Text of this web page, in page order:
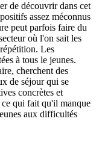
de découvrir dans cet
assez méconnus
peut parfois faire du
où l'on sait les
Les
à tous le jeunes.
cherchent des
de séjour qui se
concrètes et
qui fait qu'il manque
aux difficultés